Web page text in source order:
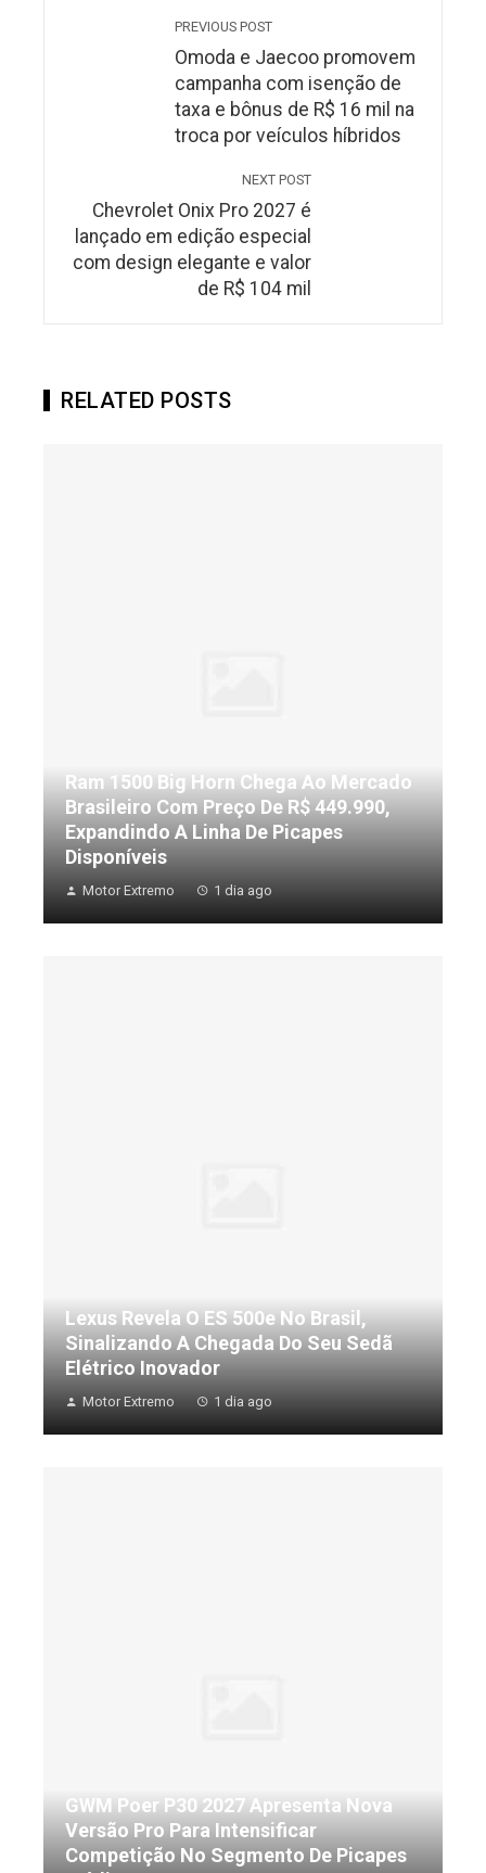
PREVIOUS POST
Omoda e Jaecoo promovem
campanha com isenção de
taxa e bônus de R$ 16 mil na
troca por veículos híbridos
NEXT POST
Chevrolet Onix Pro 2027 é
lançado em edição especial
com design elegante e valor
de R$ 104 mil
RELATED POSTS
Ram 1500 Big Horn Chega Ao Mercado
Brasileiro Com Preço De R$ 449.990,
Expandindo A Linha De Picapes
Disponíveis
Motor Extremo 1 dia ago
Lexus Revela O ES 500e No Brasil,
Sinalizando A Chegada Do Seu Sedã
Elétrico Inovador
Motor Extremo 1 dia ago
GWM Poer P30 2027 Apresenta Nova
Versão Pro Para Intensificar
Competição No Segmento De Picapes